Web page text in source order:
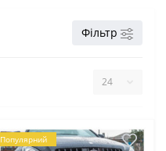
Фільтр
Популярний